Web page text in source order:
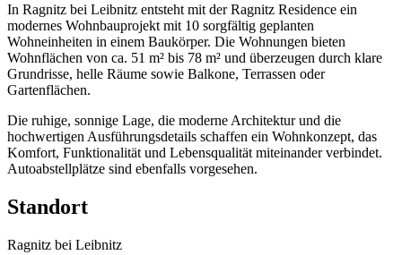
In Ragnitz bei Leibnitz entsteht mit der Ragnitz Residence ein
modernes Wohnbauprojekt mit 10 sorgfältig geplanten
Wohneinheiten in einem Baukörper. Die Wohnungen bieten
Wohnflächen von ca. 51 m² bis 78 m² und überzeugen durch klare
Grundrisse, helle Räume sowie Balkone, Terrassen oder
Gartenflächen.
Die ruhige, sonnige Lage, die moderne Architektur und die
hochwertigen Ausführungsdetails schaffen ein Wohnkonzept, das
Komfort, Funktionalität und Lebensqualität miteinander verbindet.
Autoabstellplätze sind ebenfalls vorgesehen.
Standort
Ragnitz bei Leibnitz